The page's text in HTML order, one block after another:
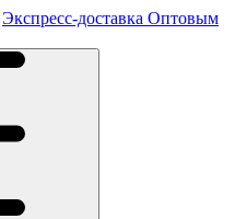
Экспресс-доставка Оптовым